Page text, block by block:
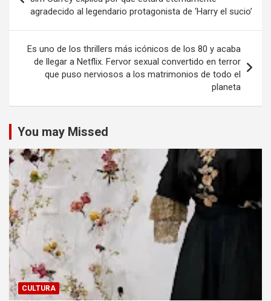
entradas
agradecido al legendario protagonista de ‘Harry el sucio’
Es uno de los thrillers más icónicos de los 80 y acaba
de llegar a Netflix. Fervor sexual convertido en terror
que puso nerviosos a los matrimonios de todo el
planeta
You may Missed
CULTURA